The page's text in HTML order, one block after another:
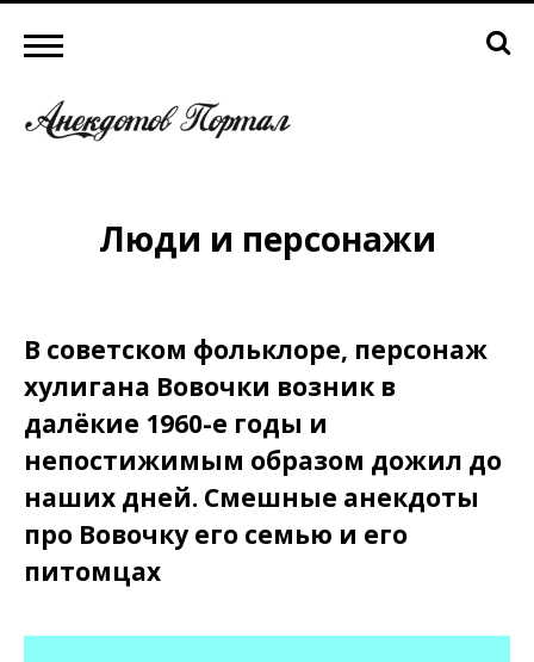
Люди и персонажи
В советском фольклоре, персонаж
хулигана Вовочки возник в
далёкие 1960-е годы и
непостижимым образом дожил до
наших дней. Смешные анекдоты
про Вовочку его семью и его
питомцах